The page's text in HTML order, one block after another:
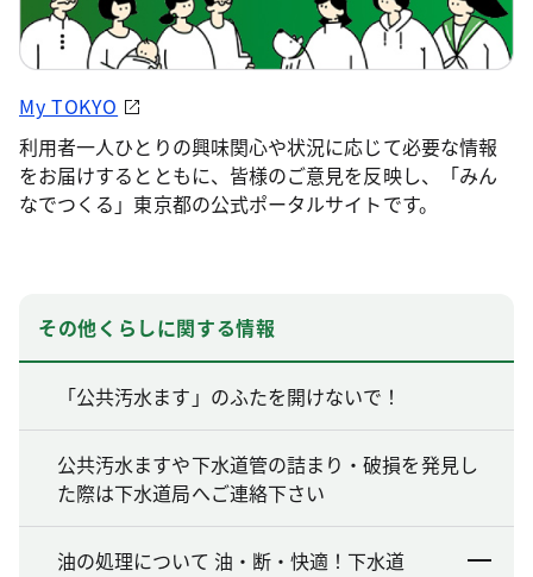
My TOKYO
利用者一人ひとりの興味関心や状況に応じて必要な情報
をお届けするとともに、皆様のご意見を反映し、「みん
なでつくる」東京都の公式ポータルサイトです。
その他くらしに関する情報
「公共汚水ます」のふたを開けないで！
公共汚水ますや下水道管の詰まり・破損を発見し
た際は下水道局へご連絡下さい
油の処理について 油・断・快適！下水道